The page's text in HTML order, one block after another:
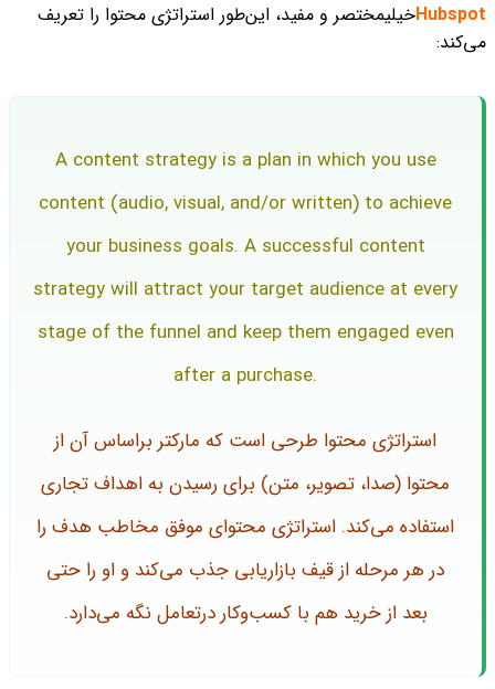
Hubspotخیلیمختصر و مفید، این‌طور استراتژی محتوا را تعریف
می‌کند:
A content strategy is a plan in which you use
content (audio, visual, and/or written) to achieve
your business goals. A successful content
strategy will attract your target audience at every
stage of the funnel and keep them engaged even
after a purchase.
استراتژی محتوا طرحی است که مارکتر براساس آن از
محتوا (صدا، تصویر، متن) برای رسیدن به اهداف تجاری
استفاده می‌کند. استراتژی محتوای موفق مخاطب هدف را
در هر مرحله از قیف بازاریابی جذب می‌کند و او را حتی
بعد از خرید هم با کسب‌وکار درتعامل نگه می‌دارد.